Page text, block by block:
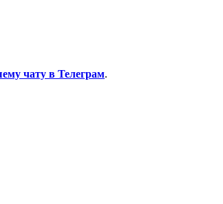
чату в Телеграм.